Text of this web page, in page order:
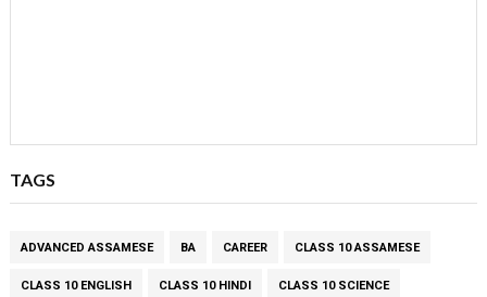
TAGS
ADVANCED ASSAMESE BA CAREER CLASS 10 ASSAMESE
CLASS 10 ENGLISH CLASS 10 HINDI CLASS 10 SCIENCE